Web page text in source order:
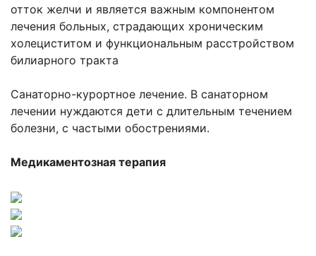
отток желчи и является важным компонентом
лечения больных, страдающих хроническим
холециститом и функциональным расстройством
билиарного тракта
Санаторно-курортное лечение. В санаторном
лечении нуждаются дети с длительным течением
болезни, с частыми обострениями.
Медикаментозная терапия